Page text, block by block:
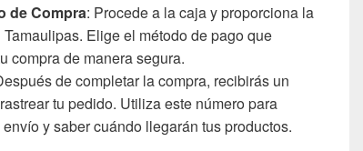
de Compra: Procede a la caja y proporciona la
Elige el método de pago que
compra de manera segura.
de completar la compra, recibirás un
tu pedido. Utiliza este número para
y saber cuándo llegarán tus productos.